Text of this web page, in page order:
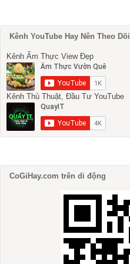
Kênh YouTube Hay Nên Theo Dõi
Kênh Ẩm Thực View Đẹp
Kênh Thủ Thuật, Đầu Tư YouTube
CoGiHay.com trên di động